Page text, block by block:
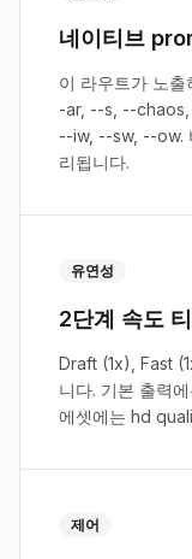
네이티브
이 라우트가 노
-ar, --s, --
--iw, --sw, --ow.
리됩니다.
유연성
2단계 속도
Draft (1x), Fast
니다. 기본 출력
에셋에는 hd
제어